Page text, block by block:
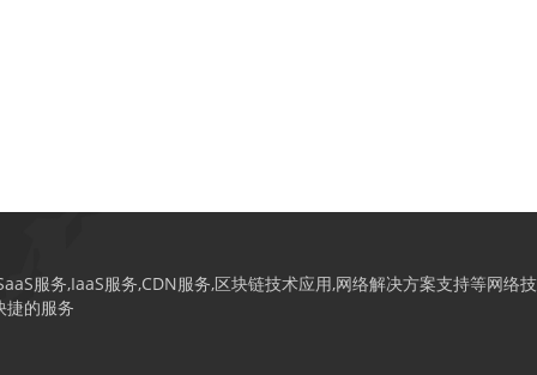
服务,IaaS服务,CDN服务,区块链技术应用,网络解决方案支持等网络技
捷的服务